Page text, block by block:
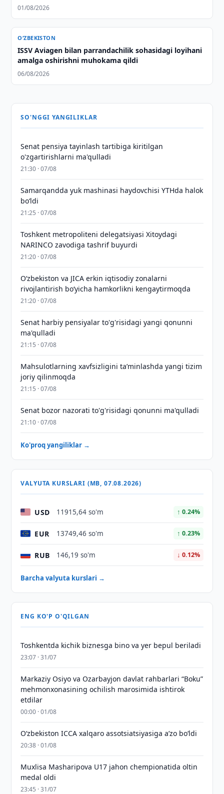
01/08/2026
O‘ZBEKISTON
ISSV Aviagen bilan parrandachilik sohasidagi loyihani
amalga oshirishni muhokama qildi
06/08/2026
SO'NGGI YANGILIKLAR
Senat pensiya tayinlash tartibiga kiritilgan
o'zgartirishlarni ma'qulladi
21:30 · 07/08
Samarqandda yuk mashinasi haydovchisi YTHda halok
bo‘ldi
21:25 · 07/08
Toshkent metropoliteni delegatsiyasi Xitoydagi
NARINCO zavodiga tashrif buyurdi
21:20 · 07/08
Oʻzbekiston va JICA erkin iqtisodiy zonalarni
rivojlantirish boʻyicha hamkorlikni kengaytirmoqda
21:20 · 07/08
Senat harbiy pensiyalar to'g'risidagi yangi qonunni
ma'qulladi
21:15 · 07/08
Mahsulotlarning xavfsizligini taʼminlashda yangi tizim
joriy qilinmoqda
21:15 · 07/08
Senat bozor nazorati to'g'risidagi qonunni ma'qulladi
21:10 · 07/08
Ko'proq yangiliklar →
VALYUTA KURSLARI (MB, 07.08.2026)
USD 11915,64 so'm ↑ 0.24%
EUR 13749,46 so'm ↑ 0.23%
RUB 146,19 so'm ↓ 0.12%
Barcha valyuta kurslari →
ENG KO'P O'QILGAN
Toshkentda kichik biznesga bino va yer bepul beriladi
23:07 · 31/07
Markaziy Osiyo va Ozarbayjon davlat rahbarlari “Boku”
mehmonxonasining ochilish marosimida ishtirok
etdilar
00:00 · 01/08
O‘zbekiston ICCA xalqaro assotsiatsiyasiga aʼzo bo‘ldi
20:38 · 01/08
Muxlisa Masharipova U17 jahon chempionatida oltin
medal oldi
23:45 · 31/07